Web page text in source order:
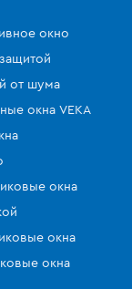
окно
от шума
окна VEKA
окна
окна
окна